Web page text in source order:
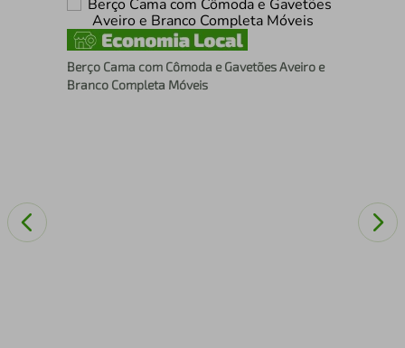
Berço Cama com Cômoda e Gavetões Aveiro e
Branco Completa Móveis